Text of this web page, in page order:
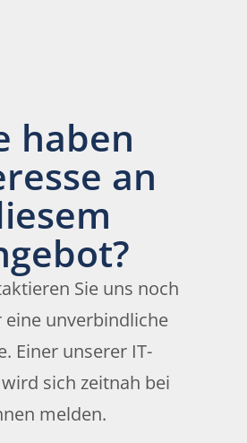
haben
an
Sie uns noch
eine unverbindliche
Einer unserer IT-
sich zeitnah bei
melden.